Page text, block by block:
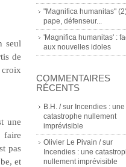
"Magnifica humanitas"
pape, défenseur...
'Magnifica humanitas' :
aux nouvelles idoles
COMMENTAIRES
RÉCENTS
B.H. /sur Incendies : une
catastrophe nullement
imprévisible
Olivier Le Pivain /sur
Incendies : une
nullement imprévisible
seul
de
une
faire
pas
et